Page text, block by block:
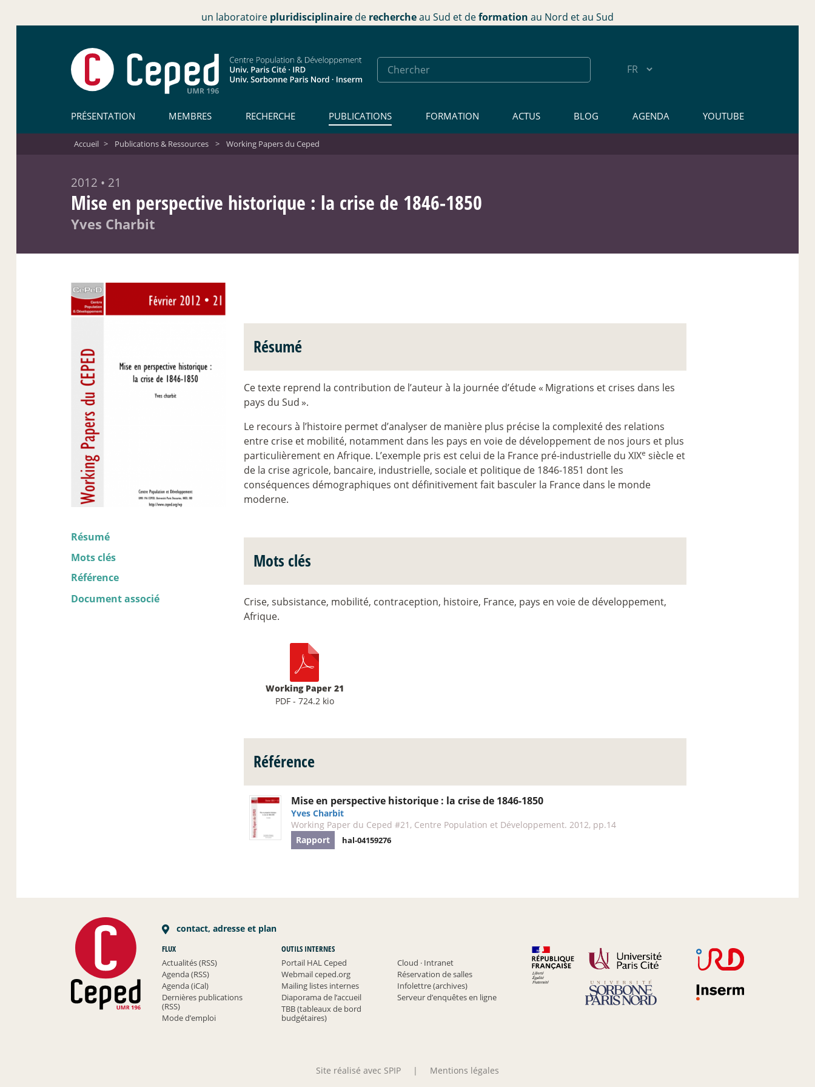
un laboratoire pluridisciplinaire de rechercheau Sud et deformation au Nord et au Sud
PRÉSENTATION MEMBRES RECHERCHE PUBLICATIONS FORMATION ACTUS BLOG AGENDA YOUTUBE
Accueil > Publications & Ressources > Working Papers du Ceped
2012 • 21
Mise en perspective historique : la crise de 1846-1850
Yves Charbit
Résumé
Mots clés
Référence
Document associé
Résumé
Ce texte reprend la contribution de l’auteur à la journée d’étude « Migrations et crises dans les
pays du Sud».
Le recours à l’histoire permet d’analyser de manière plus précise la complexité des relations
entre crise et mobilité, notamment dans les pays en voie de développement de nos jours et plus
particulièrement en Afrique. L’exemple pris est celui de la France pré-industrielle du XIXe siècle et
de la crise agricole, bancaire, industrielle, sociale et politique de 1846-1851 dont les
conséquences démographiques ont définitivement fait basculer la France dans le monde
moderne.
Mots clés
Crise, subsistance, mobilité, contraception, histoire, France, pays en voie de développement,
Afrique.
Working Paper 21
PDF - 724.2 kio
Référence
Mise en perspective historique : la crise de 1846-1850
Yves Charbit
Working Paper du Ceped #21, Centre Population et Développement. 2012, pp.14
Rapport
hal-04159276
contact, adresse et plan
FLUX
Actualités (RSS)
Agenda (RSS)
Agenda (iCal)
Dernières publications
(RSS)
Mode d’emploi
OUTILS INTERNES
Portail HAL Ceped
Cloud · Intranet
Webmail ceped.org
Réservation de salles
Mailing listes internes
Infolettre (archives)
Diaporama de l’accueil
Serveur d’enquêtes en ligne
TBB (tableaux de bord
budgétaires)
Site réalisé avec SPIP | Mentions légales